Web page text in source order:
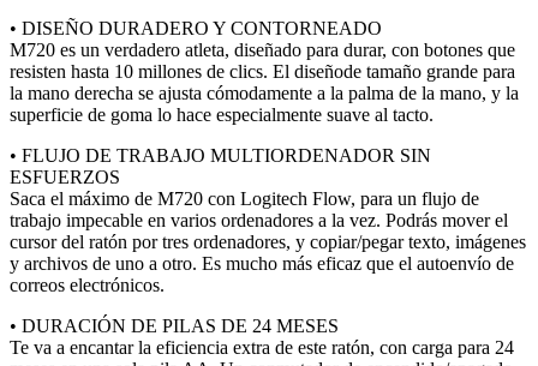
• DISEÑO DURADERO Y CONTORNEADO
M720 es un verdadero atleta, diseñado para durar, con botones que
resisten hasta 10 millones de clics. El diseñode tamaño grande para
la mano derecha se ajusta cómodamente a la palma de la mano, y la
superficie de goma lo hace especialmente suave al tacto.
• FLUJO DE TRABAJO MULTIORDENADOR SIN
ESFUERZOS
Saca el máximo de M720 con Logitech Flow, para un flujo de
trabajo impecable en varios ordenadores a la vez. Podrás mover el
cursor del ratón por tres ordenadores, y copiar/pegar texto, imágenes
y archivos de uno a otro. Es mucho más eficaz que el autoenvío de
correos electrónicos.
• DURACIÓN DE PILAS DE 24 MESES
Te va a encantar la eficiencia extra de este ratón, con carga para 24